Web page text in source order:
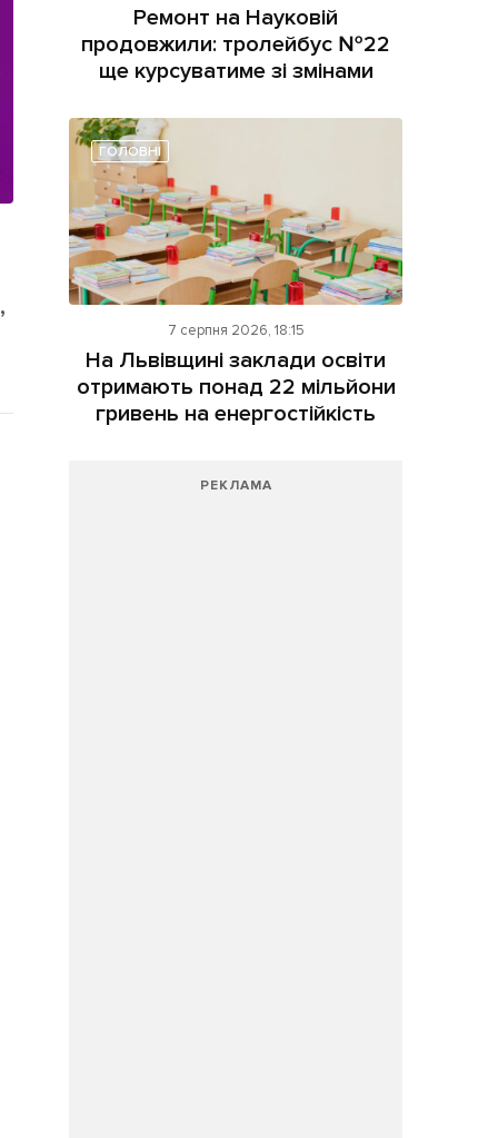
Ремонт на Науковій
продовжили: тролейбус №22
ще курсуватиме зі змінами
ГОЛОВНІ
7 серпня 2026, 18:15
На Львівщині заклади освіти
отримають понад 22 мільйони
гривень на енергостійкість
РЕКЛАМА